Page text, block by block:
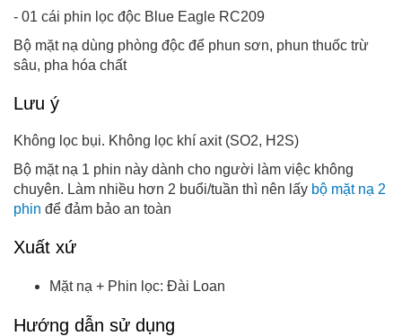
- 01 cái phin lọc độc Blue Eagle RC209
Bộ mặt nạ dùng phòng độc để phun sơn, phun thuốc trừ
sâu, pha hóa chất
Lưu ý
Không lọc bụi. Không lọc khí axit (SO2, H2S)
Bộ mặt nạ 1 phin này dành cho người làm việc không
chuyên. Làm nhiều hơn 2 buổi/tuần thì nên lấy bộ mặt nạ 2
phin để đảm bảo an toàn
Xuất xứ
Mặt nạ + Phin lọc: Đài Loan
Hướng dẫn sử dụng